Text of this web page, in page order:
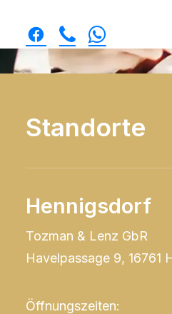
Standorte
Hennigsdorf
Tozman & Lenz GbR
Havelpassage 9, 16761
Öffnungszeiten: